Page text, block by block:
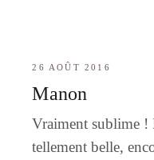
26 AOÛT 2016
Manon
Vraiment sublime !
tellement belle,